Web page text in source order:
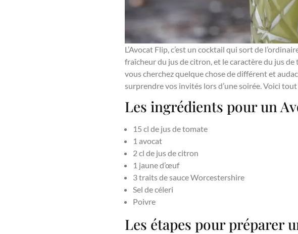
L’Avocat Flip, c’est un cocktail qui sort de
fraîcheur du jus de citron, et le caractère du jus de
vous cherchez quelque chose de différent et
surprendre vos invités lors d’une soirée. Voici
Les ingrédients pour un
15 cl de jus de tomate
1 avocat
2 cl de jus de citron
1 jaune d’œuf
3 traits de sauce Worcestershire
Sel de céleri
Poivre
Les étapes pour préparer